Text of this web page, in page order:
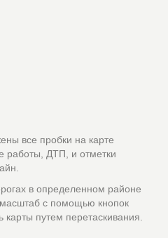
все пробки на карте
работы, ДТП, и отметки
в определенном районе
с помощью кнопок
путем перетаскивания.